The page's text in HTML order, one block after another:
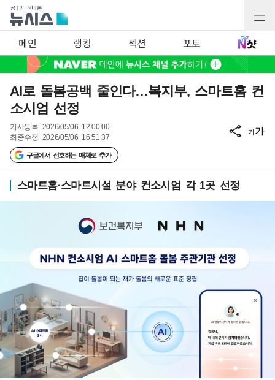
메인 랭킹 섹션 포토
AI로 돌봄공백 줄인다…복지부, 스마트홈 컨
소시엄 선정
기사등록 2026/05/06 12:00:00
최종수정 2026/05/06 16:51:37
구글에서 선호하는 매체로 추가
가가
스마트홈·스마트시설 분야 컨소시엄 각 1곳 선정